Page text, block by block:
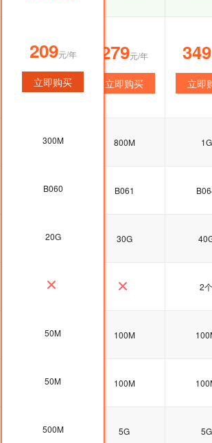
209元/年
立即购买
279元/年
立即购买
349
立即
600M 800M 1G
B060 B061
20G 30G
2个
100M 100M
100M 100M
5G 5G 5G
209元/年
立即购买
300M
B060
20G
50M
50M
500M